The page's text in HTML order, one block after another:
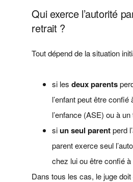
Qui exerce l’autorité
retrait ?
Tout dépend de la situation
si lesdeux parents
l’enfant peut être confié
l’enfance (ASE) ou à
siun seul parentperd
parent exerce seul
chez lui ou être confié à
Dans tous les cas, le juge